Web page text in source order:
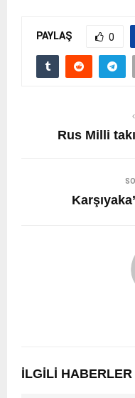
PAYLAŞ 0
Rus Milli
İLGILI HABERLER